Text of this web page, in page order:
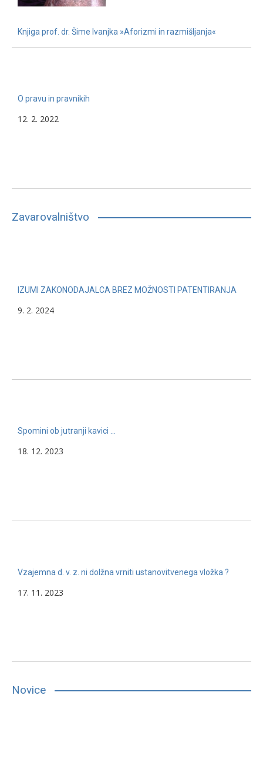
Knjiga prof. dr. Šime Ivanjka »Aforizmi in razmišljanja«
O pravu in pravnikih
12. 2. 2022
Zavarovalništvo
IZUMI ZAKONODAJALCA BREZ MOŽNOSTI PATENTIRANJA
9. 2. 2024
Spomini ob jutranji kavici …
18. 12. 2023
Vzajemna d. v. z. ni dolžna vrniti ustanovitvenega vložka ?
17. 11. 2023
Novice